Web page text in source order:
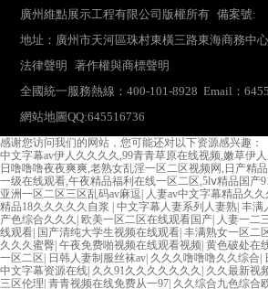
廣州維點展示工程有限公司版權所有 備案號:
地址：廣州市天河區珠村東橫三路東海商務中
法律聲明
著作權與商標聲明
全國統一服務熱線：400-101-8928 Email：
網站地圖QQ:645516736
感谢您访问我们的网站，您可能还对以下资源感兴趣：
中文字幕av伊人久久久久,99青青草原在线视频,嫩草伊
日噜噜噜夜夜爽爽,老熟女乱淫一区二区视频网,日产精
一级在线观看,午夜精品福利在线一区二区,5lⅴ精品国产
亚洲一区二区三区乱码av麻逗 人妻av中文字幕精品久久
精品18久久久久久自浆
中文字幕人妻系列人妻熟 丰满
产色综合久久久 欧美一区二区在线观看国产 人妻一二
线观看 国产清纯大学生视频在线观看 丰满熟女一区二
久久久蜜臀 午夜免费啪视频在线观看视频 黄色破处在
一区二区 日韩人妻制服丝袜av 久久久噜噜噜久久综合
中文字幕资源在线 久久91久久久久久久久 久久最新视
三区伦理 青青视频在线免费从一97 久久综合九色综合